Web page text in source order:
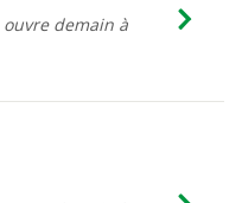
ouvre demain à